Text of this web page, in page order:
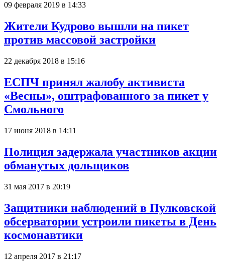
09 февраля 2019 в 14:33
Жители Кудрово вышли на пикет
против массовой застройки
22 декабря 2018 в 15:16
ЕСПЧ принял жалобу активиста
«Весны», оштрафованного за пикет у
Смольного
17 июня 2018 в 14:11
Полиция задержала участников акции
обманутых дольщиков
31 мая 2017 в 20:19
Защитники наблюдений в Пулковской
обсерватории устроили пикеты в День
космонавтики
12 апреля 2017 в 21:17